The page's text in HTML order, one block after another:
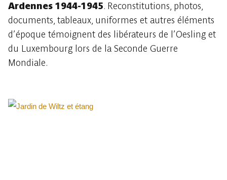
Ardennes 1944-1945. Reconstitutions, photos,
documents, tableaux, uniformes et autres éléments
d’époque témoignent des libérateurs de l’Oesling et
du Luxembourg lors de la Seconde Guerre
Mondiale.